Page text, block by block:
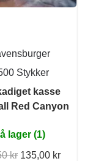
Stykker
kasse
Red Canyon
lager (1)
kr 135,00 kr